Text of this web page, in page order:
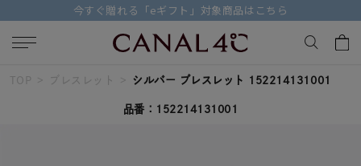
【価格改定のお知らせ 8月17日(月)より 】
キーワードで検索する
TOP ブレスレット シルバー ブレスレット 152214131001
品番：152214131001